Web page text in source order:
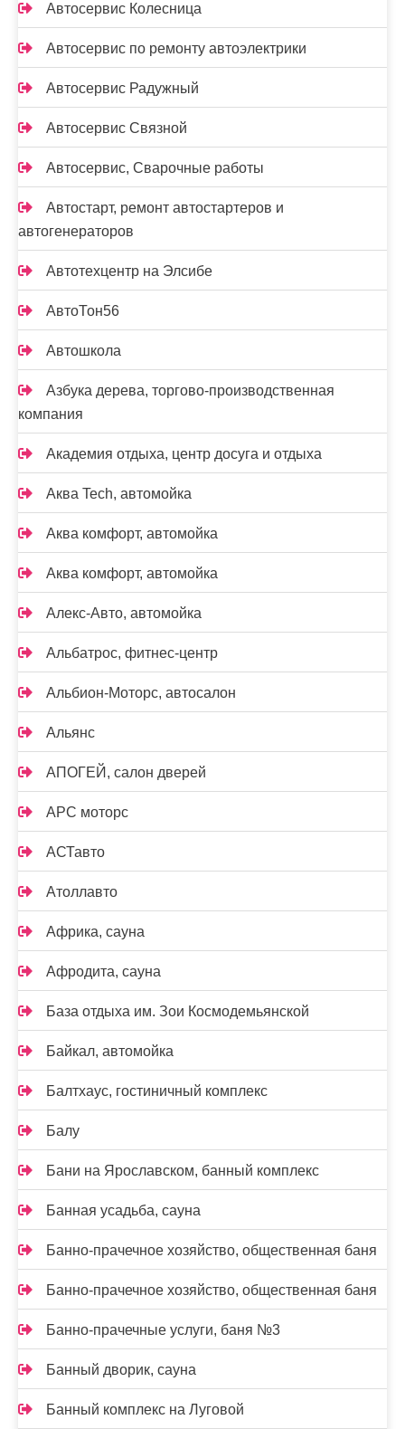
Автосервис Колесница
Автосервис по ремонту автоэлектрики
Автосервис Радужный
Автосервис Связной
Автосервис, Сварочные работы
Автостарт, ремонт автостартеров и
автогенераторов
Автотехцентр на Элсибе
АвтоТон56
Автошкола
Азбука дерева, торгово-производственная
компания
Академия отдыха, центр досуга и отдыха
Аква Tech, автомойка
Аква комфорт, автомойка
Аква комфорт, автомойка
Алекс-Авто, автомойка
Альбатрос, фитнес-центр
Альбион-Моторс, автосалон
Альянс
АПОГЕЙ, салон дверей
АРС моторс
АСТавто
Атоллавто
Африка, сауна
Афродита, сауна
База отдыха им. Зои Космодемьянской
Байкал, автомойка
Балтхаус, гостиничный комплекс
Балу
Бани на Ярославском, банный комплекс
Банная усадьба, сауна
Банно-прачечное хозяйство, общественная баня
Банно-прачечное хозяйство, общественная баня
Банно-прачечные услуги, баня №3
Банный дворик, сауна
Банный комплекс на Луговой